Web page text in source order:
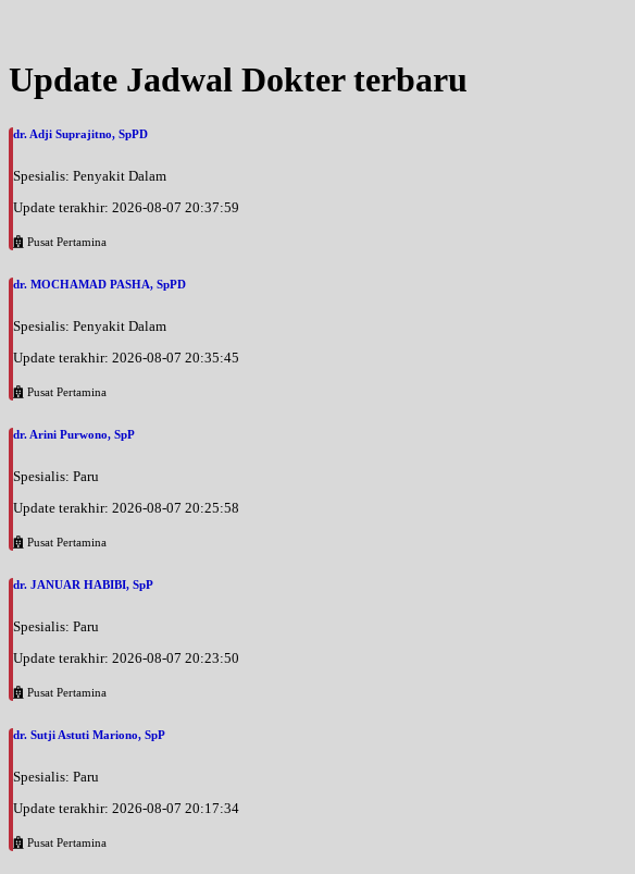
Update Jadwal Dokter terbaru
dr. Adji Suprajitno, SpPD
Spesialis: Penyakit Dalam
Update terakhir: 2026-08-07 20:37:59
Pusat Pertamina
dr. MOCHAMAD PASHA, SpPD
Spesialis: Penyakit Dalam
Update terakhir: 2026-08-07 20:35:45
Pusat Pertamina
dr. Arini Purwono, SpP
Spesialis: Paru
Update terakhir: 2026-08-07 20:25:58
Pusat Pertamina
dr. JANUAR HABIBI, SpP
Spesialis: Paru
Update terakhir: 2026-08-07 20:23:50
Pusat Pertamina
dr. Sutji Astuti Mariono, SpP
Spesialis: Paru
Update terakhir: 2026-08-07 20:17:34
Pusat Pertamina